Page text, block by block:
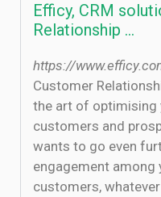
Efficy, CRM
Relationship …
https://
Customer
the art of optimising
customers and
wants to go even
engagement among
customers,